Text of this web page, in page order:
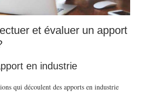
et évaluer un apport
en industrie
qui découlent des apports en industrie